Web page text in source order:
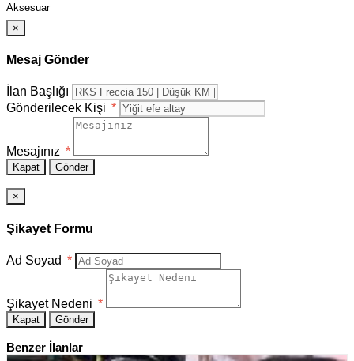
Aksesuar
×
Mesaj Gönder
İlan Başlığı
Gönderilecek Kişi *
Mesajınız *
Kapat Gönder
×
Şikayet Formu
Ad Soyad *
Şikayet Nedeni *
Kapat Gönder
Benzer İlanlar